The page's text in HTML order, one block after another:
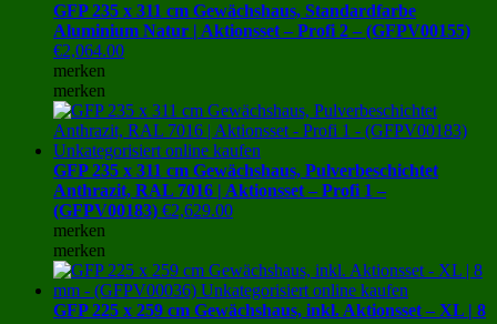
GFP 235 x 311 cm Gewächshaus, Standardfarbe
Aluminium Natur | Aktionsset – Profi 2 – (GFPV00155)
€2,064.00
merken
merken
GFP 235 x 311 cm Gewächshaus, Pulverbeschichtet
Anthrazit, RAL 7016 | Aktionsset – Profi 1 –
(GFPV00183) €2,629.00
merken
merken
GFP 225 x 259 cm Gewächshaus, inkl. Aktionsset – XL | 8